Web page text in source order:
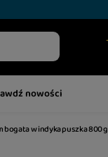
nowości
bogata w indyka puszka 800 g